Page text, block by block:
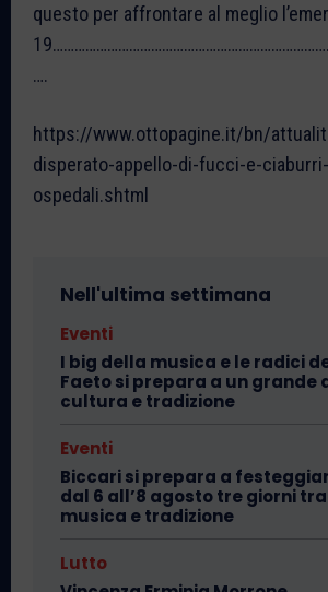
questo per affrontare al meglio
….
https://www.ottopagine.it/bn/
disperato-appello-di-fucci-e-
ospedali.shtml
Nell'ultima settimana
Eventi
I big della musica e le radici
Faeto si prepara a un grande
cultura e tradizione
Eventi
Biccari si prepara a
dal 6 all’8 agosto tre giorni
musica e tradizione
Lutto